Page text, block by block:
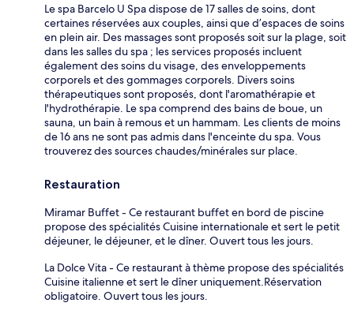
Le spa Barcelo U Spa dispose de 17 salles de soins, dont
certaines réservées aux couples, ainsi que d’espaces de soins
en plein air. Des massages sont proposés soit sur la plage, soit
dans les salles du spa ; les services proposés incluent
également des soins du visage, des enveloppements
corporels et des gommages corporels. Divers soins
thérapeutiques sont proposés, dont l'aromathérapie et
l'hydrothérapie. Le spa comprend des bains de boue, un
sauna, un bain à remous et un hammam. Les clients de moins
de 16 ans ne sont pas admis dans l'enceinte du spa. Vous
trouverez des sources chaudes/minérales sur place.
Restauration
Miramar Buffet - Ce restaurant buffet en bord de piscine
propose des spécialités Cuisine internationale et sert le petit
déjeuner, le déjeuner, et le dîner. Ouvert tous les jours.
La Dolce Vita - Ce restaurant à thème propose des spécialités
Cuisine italienne et sert le dîner uniquement.Réservation
obligatoire. Ouvert tous les jours.